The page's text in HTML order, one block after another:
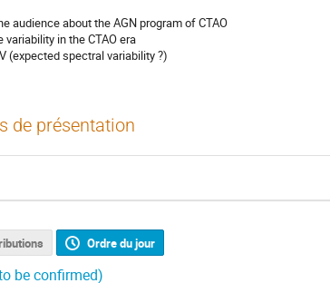
audience about the AGN program of CTAO
in the CTAO era
(expected spectral variability ?)
de présentation
Ordre du jour
be confirmed)